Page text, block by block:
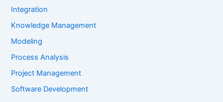
Integration
Knowledge Management
Modeling
Process Analysis
Project Management
Software Development